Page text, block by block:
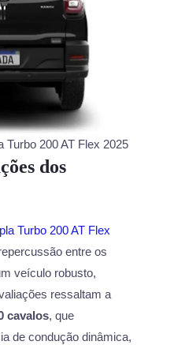
Turbo 200 AT Flex 2025
dos
Turbo 200 AT Flex
entre os
veículo robusto,
ressaltam a
cavalos, que
de condução dinâmica,